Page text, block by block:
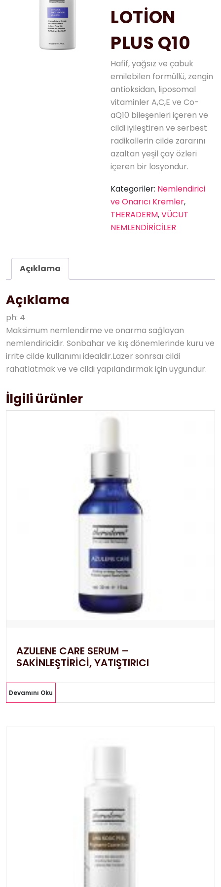
LOTİON
PLUS Q10
Hafif, yağsız ve çabuk
emilebilen formüllü, zengin
antioksidan, liposomal
vitaminler A,C,E ve Co-
aQ10 bileşenleri içeren ve
cildi iyileştiren ve serbest
radikallerin cilde zararını
azaltan yeşil çay özleri
içeren bir losyondur.
Kategoriler: Nemlendirici
ve Onarıcı Kremler,
THERADERM,VÜCUT
NEMLENDİRİCİLER
Açıklama
Açıklama
ph: 4
Maksimum nemlendirme ve onarma sağlayan
nemlendiricidir. Sonbahar ve kış dönemlerinde kuru ve
irrite cilde kullanımı idealdir.Lazer sonrsaı cildi
rahatlatmak ve ve cildi yapılandırmak için uygundur.
İlgili ürünler
AZULENE CARE SERUM –
SAKİNLEŞTİRİCİ, YATIŞTIRICI
Devamını Oku